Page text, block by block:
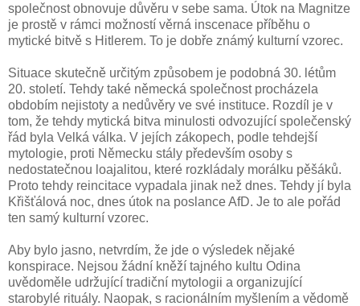
společnost obnovuje důvěru v sebe sama. Útok na Magnitze
je prostě v rámci možností věrná inscenace příběhu o
mytické bitvě s Hitlerem. To je dobře známý kulturní vzorec.
Situace skutečně určitým způsobem je podobná 30. létům
20. století. Tehdy také německá společnost procházela
obdobím nejistoty a nedůvěry ve své instituce. Rozdíl je v
tom, že tehdy mytická bitva minulosti odvozující společenský
řád byla Velká válka. V jejích zákopech, podle tehdejší
mytologie, proti Německu stály především osoby s
nedostatečnou loajalitou, které rozkládaly morálku pěšáků.
Proto tehdy reincitace vypadala jinak než dnes. Tehdy jí byla
Křišťálová noc, dnes útok na poslance AfD. Je to ale pořád
ten samý kulturní vzorec.
Aby bylo jasno, netvrdím, že jde o výsledek nějaké
konspirace. Nejsou žádní kněží tajného kultu Odina
uvědoměle udržující tradiční mytologii a organizující
starobylé rituály. Naopak, s racionálním myšlením a vědomě